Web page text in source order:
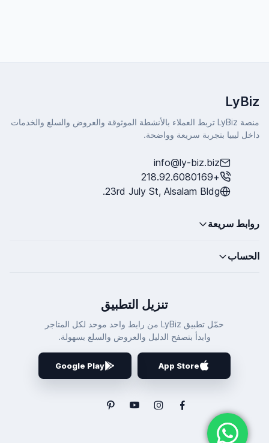
LyBiz
منصة LyBiz تربط العملاء بالأنشطة الموثوقة والعروض والسلع والخدمات
داخل ليبيا بتجربة سريعة وواضحة.
info@ly-biz.biz
+218.92.6080169
23rd July St, Alsalam Bldg.
روابط سريعة
الحساب
تنزيل التطبيق
حمّل تطبيق LyBiz من رابط واحد موحد لكل المتاجر
وابدأ بتصفح الدليل والعروض والسلع بسهولة.
App Store
Google Play